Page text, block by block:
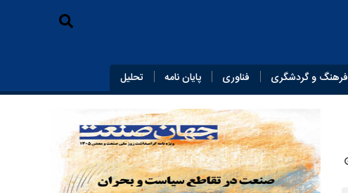
فرهنگ و گردشگری فناوری پایان‌ نامه تحلیل